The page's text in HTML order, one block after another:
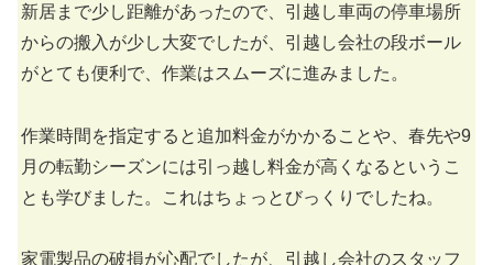
新居まで少し距離があったので、引越し車両の停車場所
からの搬入が少し大変でしたが、引越し会社の段ボール
がとても便利で、作業はスムーズに進みました。
作業時間を指定すると追加料金がかかることや、春先や9
月の転勤シーズンには引っ越し料金が高くなるというこ
とも学びました。これはちょっとびっくりでしたね。
家電製品の破損が心配でしたが、引越し会社のスタッフ